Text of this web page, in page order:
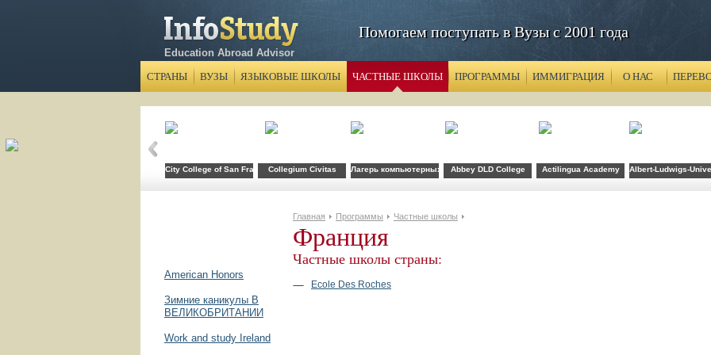
Education Abroad Advisor
Помогаем поступать в Вузы с 2001 года
СТРАНЫ ВУЗЫ ЯЗЫКОВЫЕ ШКОЛЫ ЧАСТНЫЕ ШКОЛЫ ПРОГРАММЫ ИММИГРАЦИЯ О НАС
City College of San FranciscoCollegium Civitas Лагерь компьютерных технологий FLS при CSU Fullerton
Abbey DLD College Actilingua Academy Albert-Ludwigs-
American Honors
Зимние каникулы В
ВЕЛИКОБРИТАНИИ
Work and study Ireland
Главная Программы Частные школы
Франция
Частные школы страны:
Ecole Des Roches